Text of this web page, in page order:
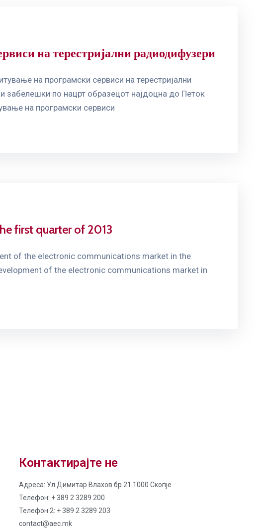
на терестријални радиодифузери
на програмски сервиси на терестријални
забелешки по нацрт образецот најдоцна до Петок
на програмски сервиси
first quarter of 2013
of the electronic communications market in the
of the electronic communications market in
Контактирајте не
Адреса: Ул.Димитар Влахов бр.21 1000 Скопје
Телефон: + 389 2 3289 200
Телефон 2: + 389 2 3289 203
contact@aec.mk